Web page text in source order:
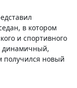
в котором
и спортивного
динамичный,
получился новый